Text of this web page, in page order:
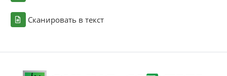
Сканировать в текст